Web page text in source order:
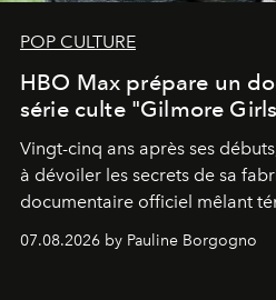
POP CULTURE
HBO Max prépare un
série culte "Gilmore
Vingt-cinq ans après ses
à dévoiler les secrets de sa
documentaire officiel mêlant
inédites et plongée dans les
générationnel.
07.08.2026 by Pauline Borgogno